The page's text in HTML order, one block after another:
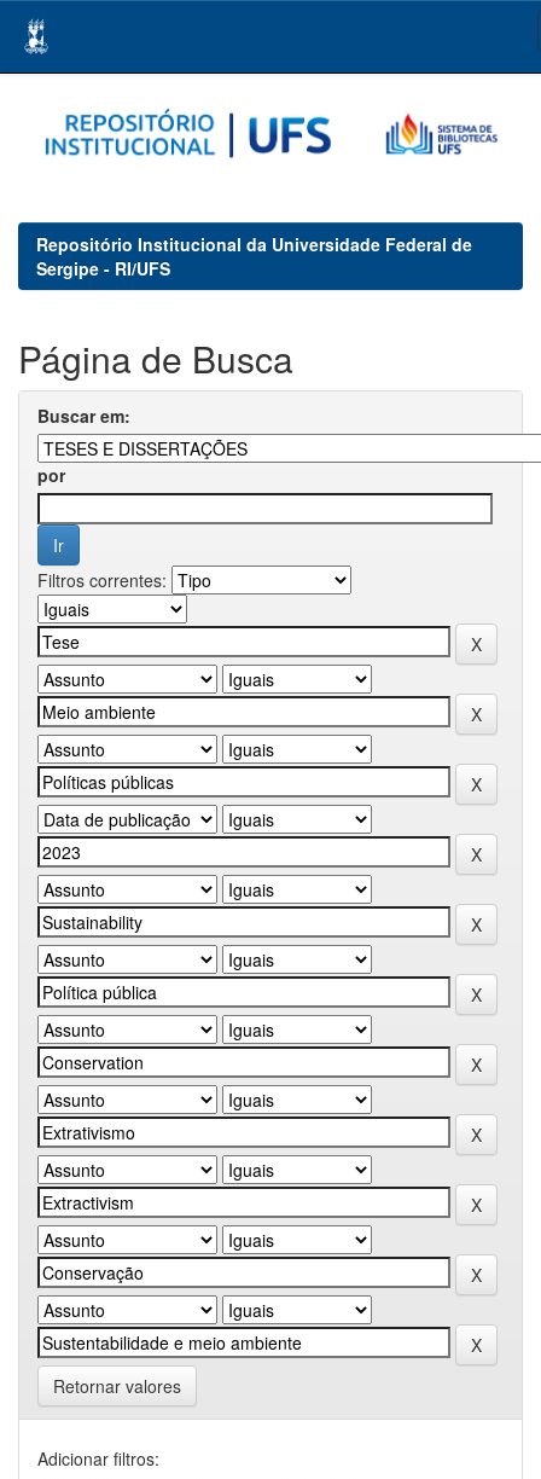
navigation
Repositório Institucional da Universidade Federal de
Sergipe - RI/UFS
Página de Busca
Buscar em:
por
Filtros correntes:
Retornar valores
Adicionar filtros: